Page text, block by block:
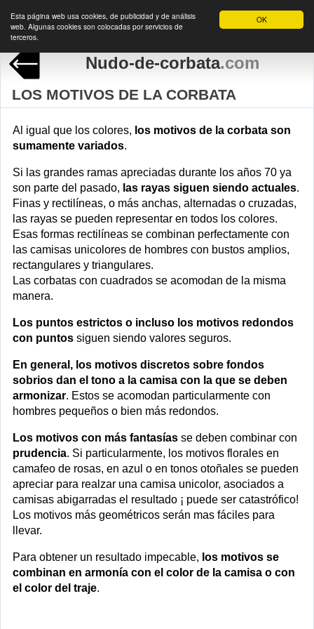
OK
Esta página web usa cookies, de publicidad y de análisis
web. Algunas cookies son colocadas por servicios de
terceros.
Nudo-de-corbata.com
LOS MOTIVOS DE LA CORBATA
Al igual que los colores, los motivos de la corbata son
sumamente variados.
Si las grandes ramas apreciadas durante los años 70 ya
son parte del pasado, las rayas siguen siendo actuales.
Finas y rectilíneas, o más anchas, alternadas o cruzadas,
las rayas se pueden representar en todos los colores.
Esas formas rectilíneas se combinan perfectamente con
las camisas unicolores de hombres con bustos amplios,
rectangulares y triangulares.
Las corbatas con cuadrados se acomodan de la misma
manera.
Los puntos estrictos o incluso los motivos redondos
con puntossiguen siendo valores seguros.
En general, los motivos discretos sobre fondos
sobrios dan el tono a la camisa con la que se deben
armonizar. Estos se acomodan particularmente con
hombres pequeños o bien más redondos.
Los motivos con más fantasíasse deben combinar con
prudencia. Si particularmente, los motivos florales en
camafeo de rosas, en azul o en tonos otoñales se pueden
apreciar para realzar una camisa unicolor, asociados a
camisas abigarradas el resultado ¡ puede ser catastrófico!
Los motivos más geométricos serán mas fáciles para
llevar.
Para obtener un resultado impecable, los motivos se
combinan en armonía con el color de la camisa o con
el color del traje.